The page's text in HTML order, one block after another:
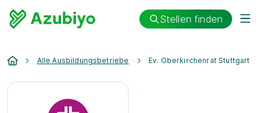
Stellen finden
Alle Ausbildungsbetriebe Ev. Oberkirchenrat Stuttgart